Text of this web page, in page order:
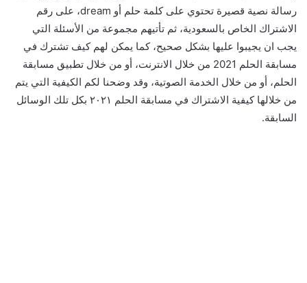
رسالة نصية قصيرة تحتوي على كلمة حلم أو dream، على رقم
الاشتراك الخاص بالسعودية، ثم تأتيهم مجموعة من الأسئلة التي
يجب ان يجيبوا عليها بشكل صحيح، كما يمكن لهم كيف تشترك في
مسابقة الحلم 2021 من خلال الانترنت، أو من خلال تطبيق مسابقة
الحلم، أو من خلال الخدمة الصوتية، وقد وضحنا لكم الكيفية التي يتم
من خلالها كيفية الاشتراك في مسابقة الحلم ٢٠٢١ بكل تلك الوسائل
السابقة.